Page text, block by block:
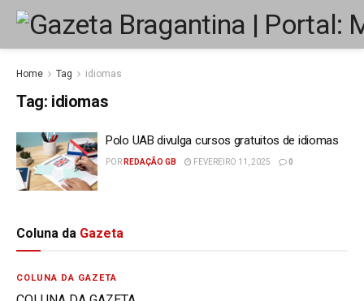
Home Tag idiomas
Tag: idiomas
Polo UAB divulga cursos gratuitos de idiomas
POR REDAÇÃO GB FEVEREIRO 11, 2025 0
Coluna da Gazeta
COLUNA DA GAZETA